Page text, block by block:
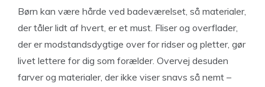
Børn kan være hårde ved badeværelset, så materialer,
der tåler lidt af hvert, er et must. Fliser og overflader,
der er modstandsdygtige over for ridser og pletter, gør
livet lettere for dig som forælder. Overvej desuden
farver og materialer, der ikke viser snavs så nemt –